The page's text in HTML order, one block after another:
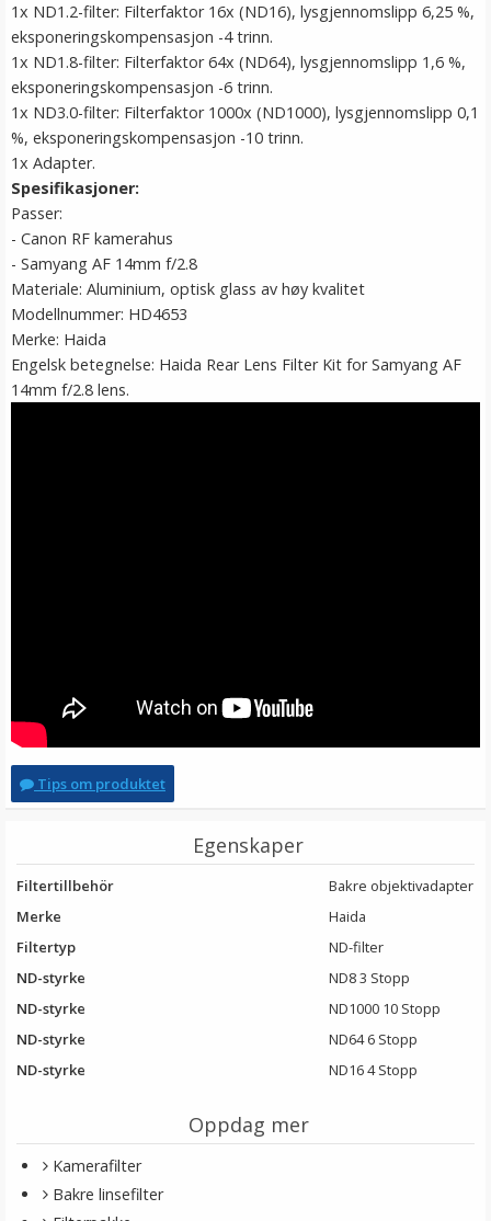
1x ND1.2-filter: Filterfaktor 16x (ND16), lysgjennomslipp 6,25 %,
eksponeringskompensasjon -4 trinn.
1x ND1.8-filter: Filterfaktor 64x (ND64), lysgjennomslipp 1,6 %,
eksponeringskompensasjon -6 trinn.
1x ND3.0-filter: Filterfaktor 1000x (ND1000), lysgjennomslipp 0,1
%, eksponeringskompensasjon -10 trinn.
1x Adapter.
Spesifikasjoner:
Passer:
- Canon RF kamerahus
- Samyang AF 14mm f/2.8
Materiale: Aluminium, optisk glass av høy kvalitet
Modellnummer: HD4653
Merke: Haida
Engelsk betegnelse: Haida Rear Lens Filter Kit for Samyang AF
14mm f/2.8 lens.
Tips om produktet
Egenskaper
Filtertillbehör
Bakre objektivadapter
Merke
Haida
Filtertyp
ND-filter
ND-styrke
ND8 3 Stopp
ND-styrke
ND1000 10 Stopp
ND-styrke
ND64 6 Stopp
ND-styrke
ND16 4 Stopp
Oppdag mer
Kamerafilter
Bakre linsefilter